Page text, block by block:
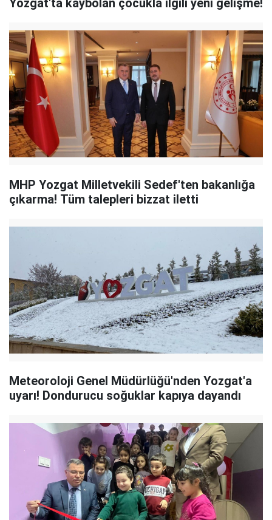
Yozgat'ta kaybolan çocukla ilgili yeni gelişme!
MHP Yozgat Milletvekili Sedef'ten bakanlığa
çıkarma! Tüm talepleri bizzat iletti
Meteoroloji Genel Müdürlüğü'nden Yozgat'a
uyarı! Dondurucu soğuklar kapıya dayandı